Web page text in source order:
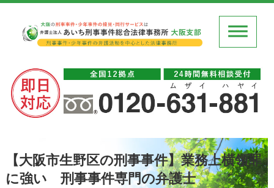
【大阪市生野区の刑事事件】業務上横領罪
に強い 刑事事件専門の弁護士